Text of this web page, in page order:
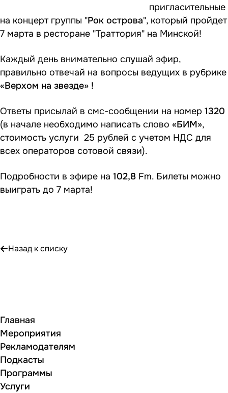
пригласительные
на концерт группы "Рок острова", который пройдет
7 марта в ресторане "Траттория" на Минской!
Каждый день внимательно слушай эфир,
правильно отвечай на вопросы ведущих в рубрике
«Верхом на звезде» !
Ответы присылай в смс-сообщении на номер 1320
(в начале необходимо написать слово «БИМ»,
стоимость услуги 25 рублей с учетом НДС для
всех операторов сотовой связи).
Подробности в эфире на 102,8 Fm. Билеты можно
выиграть до 7 марта!
Назад к списку
Главная
Мероприятия
Рекламодателям
Подкасты
Программы
Услуги